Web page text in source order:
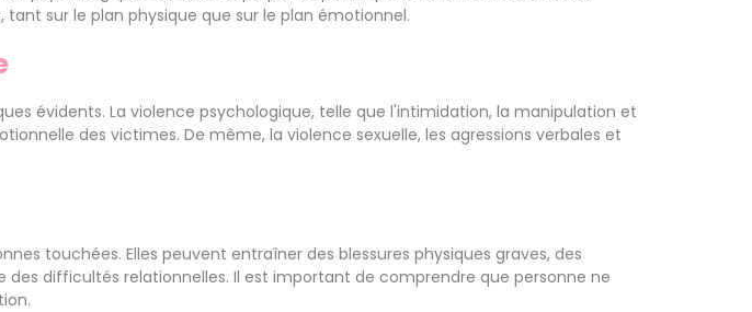
sur le plan physique que sur le plan émotionnel.
évidents. La violence psychologique, telle que l'intimidation, la manipulation et
des victimes. De même, la violence sexuelle, les agressions verbales et
touchées. Elles peuvent entraîner des blessures physiques graves, des
difficultés relationnelles. Il est important de comprendre que personne ne